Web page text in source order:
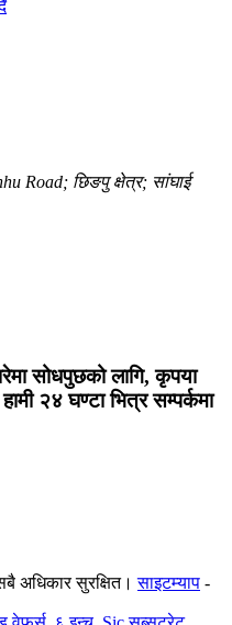
Road; छिङपु क्षेत्र; सांघाई
सोधपुछको लागि, कृपया
२४ घण्टा भित्र सम्पर्कमा
अधिकार सुरक्षित। साइटम्याप -